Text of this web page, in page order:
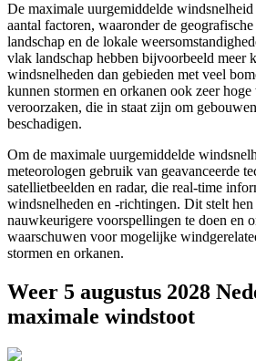
De maximale uurgemiddelde
aantal factoren, waaronder de
landschap en de lokale
vlak landschap hebben bijvoorbeeld meer
windsnelheden dan gebieden met veel
kunnen stormen en orkanen ook zeer
veroorzaken, die in staat zijn om
beschadigen.
Om de maximale uurgemiddelde
meteorologen gebruik van geavanceerde
satellietbeelden en radar, die real-time
windsnelheden en -richtingen. Dit stelt hen
nauwkeurigere voorspellingen te doen en
waarschuwen voor mogelijke
stormen en orkanen.
Weer 5 augustus 2028
maximale windstoot